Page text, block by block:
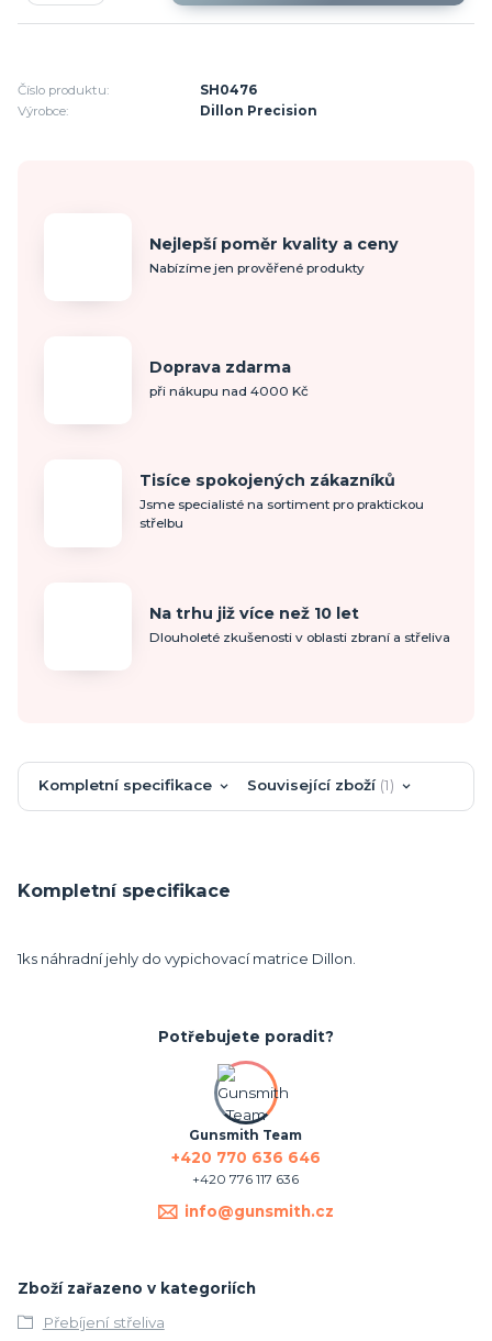
Číslo produktu:
SH0476
Výrobce:
Dillon Precision
Nejlepší poměr kvality a ceny
Nabízíme jen prověřené produkty
Doprava zdarma
při nákupu nad 4000 Kč
Tisíce spokojených zákazníků
Jsme specialisté na sortiment pro praktickou
střelbu
Na trhu již více než 10 let
Dlouholeté zkušenosti v oblasti zbraní a střeliva
Kompletní specifikace Související zboží 1
Kompletní specifikace
1ks náhradní jehly do vypichovací matrice Dillon.
Potřebujete poradit?
Gunsmith Team
+420 770 636 646
+420 776 117 636
info@gunsmith.cz
Zboží zařazeno v kategoriích
Přebíjení střeliva